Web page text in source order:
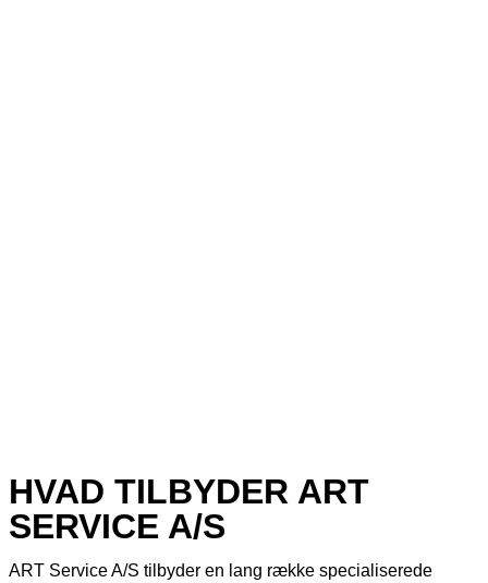
HVAD TILBYDER ART
SERVICE A/S
ART Service A/S tilbyder en lang række specialiserede